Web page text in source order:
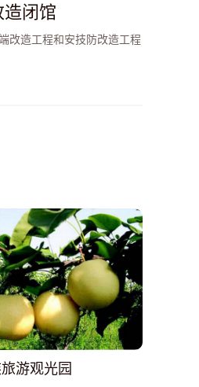
造闭馆
改造工程和安技防改造工程
游观光园